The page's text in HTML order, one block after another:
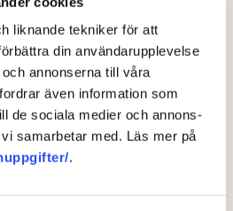
liknande tekniker för att
din användarupplevelse
annonserna till våra
även information som
de sociala medier och annons-
samarbetar med. Läs mer på
.
har stoppats av aktivister
agerande vid
Lena Mann förklarar polisens